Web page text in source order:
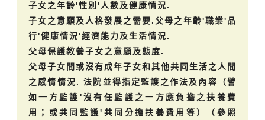
子女之年齡'性別'人數及健康情況.
子女之意願及人格發展之需要.父母之年齡'職業'品
行'健康情況'經濟能力及生活情況.
父母保護教養子女之意願及態度.
父母子女間或沒有成年子女和其他共同生活之人間
之感情情況. 法院並得指定監護之作法及內容（譬
如一方監護'沒有任監護之一方應負擔之扶養費
用；或共同監護'共同分擔扶養費用等）（參照